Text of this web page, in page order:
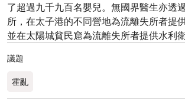
了超過九千九百名嬰兒。無國界醫生亦透
所，在太子港的不同營地為流離失所者提
並在太陽城貧民窟為流離失所者提供水利衛
議題
霍亂